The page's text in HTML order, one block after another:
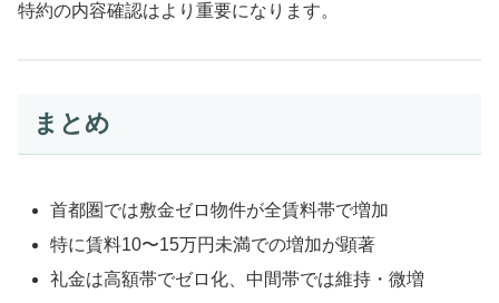
特約の内容確認はより重要になります。
まとめ
首都圏では敷金ゼロ物件が全賃料帯で増加
特に賃料10〜15万円未満での増加が顕著
礼金は高額帯でゼロ化、中間帯では維持・微増